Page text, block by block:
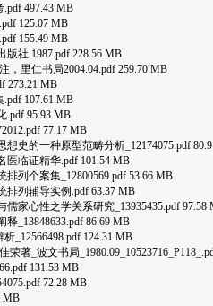
497.43 MB
125.07 MB
155.49 MB
社 1987.pdf 228.56 MB
里仁书局2004.04.pdf 259.70 MB
273.21 MB
107.61 MB
95.93 MB
77.17 MB
史的一种原型范畴分析_12174075.pdf
临证精华.pdf 101.54 MB
列个案集_12800569.pdf 53.66 MB
列辅导实例.pdf 63.37 MB
家心性之学关系研究_13935435.pdf 97.58
_13848633.pdf 86.69 MB
124.31 MB
著_波文书局
131.53 MB
72.28 MB
MB